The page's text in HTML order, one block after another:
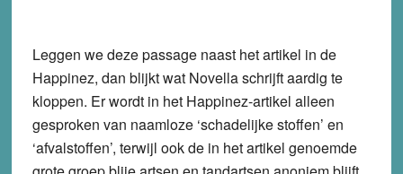
Leggen we deze passage naast het artikel in de
Happinez, dan blijkt wat Novella schrijft aardig te
kloppen. Er wordt in het Happinez-artikel alleen
gesproken van naamloze ‘schadelijke stoffen’ en
‘afvalstoffen’, terwijl ook de in het artikel genoemde